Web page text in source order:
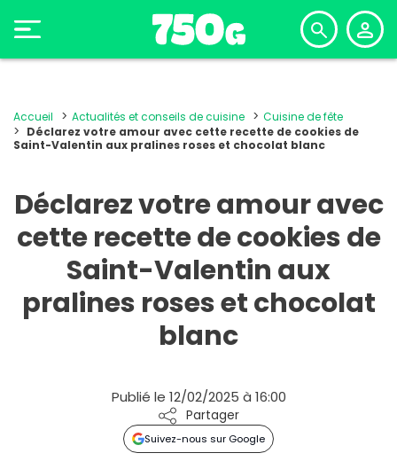
Accueil Actualités et conseils de cuisine
Cuisine de fête
Déclarez votre amour avec cette recette de cookies de
Saint-Valentin aux pralines roses et chocolat blanc
Déclarez votre amour avec
cette recette de cookies de
Saint-Valentin aux
pralines roses et chocolat
blanc
Publié le 12/02/2025 à 16:00
Partager
Suivez-nous sur Google